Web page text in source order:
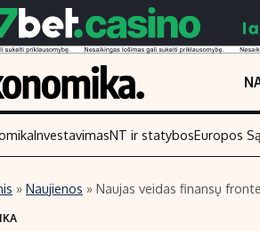
InvestavimasNT ir statybosEuropos
» Naujienos » Naujas veidas finansų